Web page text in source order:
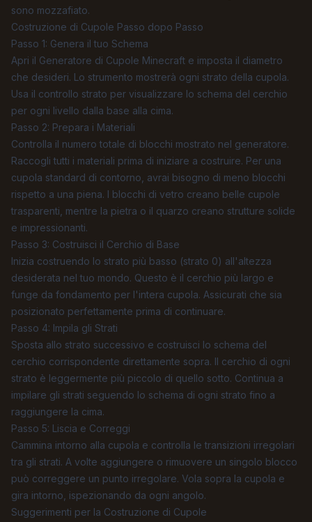
sono mozzafiato.
Costruzione di Cupole Passo dopo Passo
Passo 1: Genera il tuo Schema
Apri il Generatore di Cupole Minecraft e imposta il diametro
che desideri. Lo strumento mostrerà ogni strato della cupola.
Usa il controllo strato per visualizzare lo schema del cerchio
per ogni livello dalla base alla cima.
Passo 2: Prepara i Materiali
Controlla il numero totale di blocchi mostrato nel generatore.
Raccogli tutti i materiali prima di iniziare a costruire. Per una
cupola standard di contorno, avrai bisogno di meno blocchi
rispetto a una piena. I blocchi di vetro creano belle cupole
trasparenti, mentre la pietra o il quarzo creano strutture solide
e impressionanti.
Passo 3: Costruisci il Cerchio di Base
Inizia costruendo lo strato più basso (strato 0) all'altezza
desiderata nel tuo mondo. Questo è il cerchio più largo e
funge da fondamento per l'intera cupola. Assicurati che sia
posizionato perfettamente prima di continuare.
Passo 4: Impila gli Strati
Sposta allo strato successivo e costruisci lo schema del
cerchio corrispondente direttamente sopra. Il cerchio di ogni
strato è leggermente più piccolo di quello sotto. Continua a
impilare gli strati seguendo lo schema di ogni strato fino a
raggiungere la cima.
Passo 5: Liscia e Correggi
Cammina intorno alla cupola e controlla le transizioni irregolari
tra gli strati. A volte aggiungere o rimuovere un singolo blocco
può correggere un punto irregolare. Vola sopra la cupola e
gira intorno, ispezionando da ogni angolo.
Suggerimenti per la Costruzione di Cupole